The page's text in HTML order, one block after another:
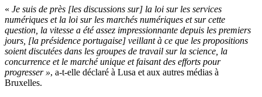
« Je suis de près [les discussions sur] la loi sur les services
numériques et la loi sur les marchés numériques et sur cette
question, la vitesse a été assez impressionnante depuis les premiers
jours, [la présidence portugaise] veillant à ce que les propositions
soient discutées dans les groupes de travail sur la science, la
concurrence et le marché unique et faisant des efforts pour
progresser », a-t-elle déclaré à Lusa et aux autres médias à
Bruxelles.